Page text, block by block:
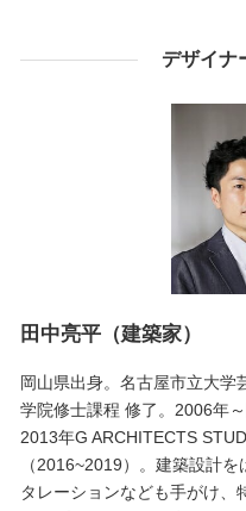
デザイナ
田中亮平（建築家）
岡山県出身。名古屋市立大学
学院修士課程 修了。2006年
2013年G ARCHITECTS
（2016~2019）。建築設計
タレーションなども手がけ、